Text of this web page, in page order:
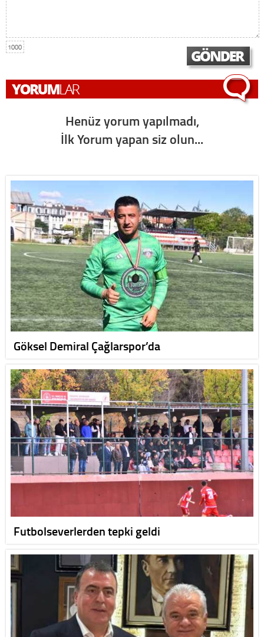
1000
Henüz yorum yapılmadı,
İlk Yorum yapan siz olun...
Göksel Demiral Çağlarspor’da
Futbolseverlerden tepki geldi